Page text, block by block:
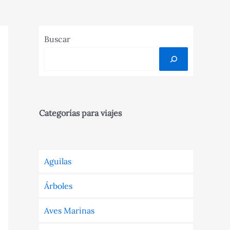
Buscar
Categorías para viajes
Aguilas
Árboles
Aves Marinas